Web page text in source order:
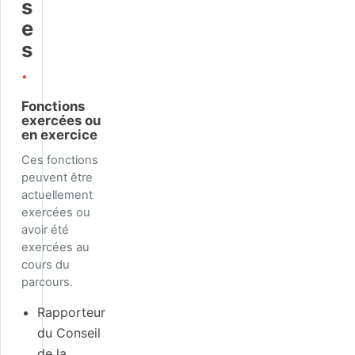
s
e
s
.
Fonctions
exercées ou
en exercice
Ces fonctions
peuvent être
actuellement
exercées ou
avoir été
exercées au
cours du
parcours.
Rapporteur
du Conseil